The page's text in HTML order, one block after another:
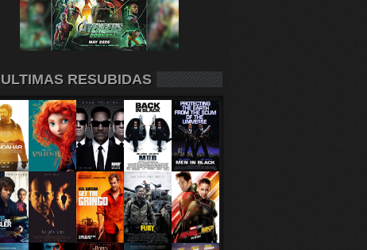
ULTIMAS RESUBIDAS